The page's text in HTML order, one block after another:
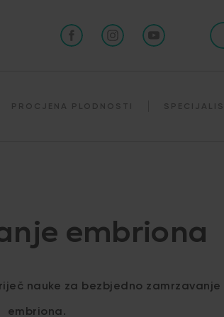
PROCJENA PLODNOSTI
embriona
nauke za bezbjedno zamrzavanje
embriona.